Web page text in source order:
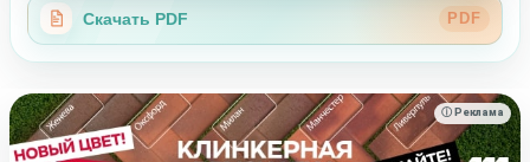
Скачать PDF PDF
ⓘ Реклама